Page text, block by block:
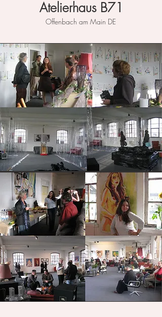
Atelierhaus B71
Offenbach am Main DE